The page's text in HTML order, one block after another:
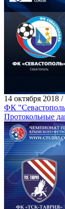
14 октября 2018
ФК
Протокольные